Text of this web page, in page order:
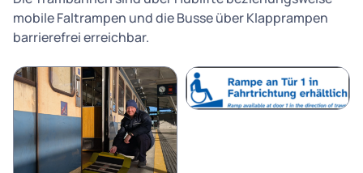
mobile Faltrampen und die Busse über Klapprampen
barrierefrei erreichbar.